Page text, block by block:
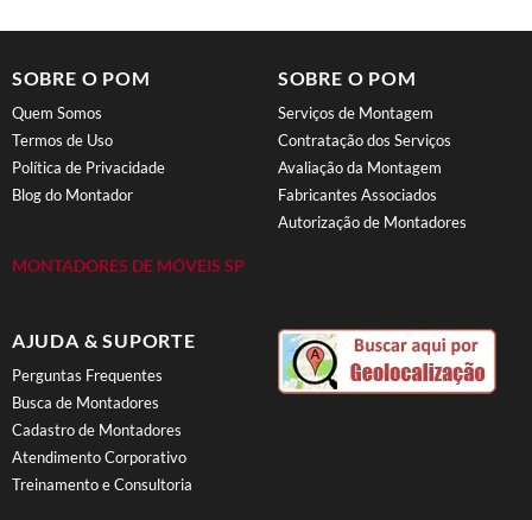
SOBRE O POM
Quem Somos
Termos de Uso
Política de Privacidade
Blog do Montador
MONTADORES DE MÓVEIS SP
SOBRE O POM
Serviços de Montagem
Contratação dos Serviços
Avaliação da Montagem
Fabricantes Associados
Autorização de Montadores
AJUDA & SUPORTE
Perguntas Frequentes
Busca de Montadores
Cadastro de Montadores
Atendimento Corporativo
Treinamento e Consultoria